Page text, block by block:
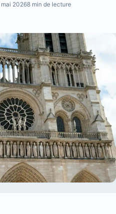
20268 min de lecture